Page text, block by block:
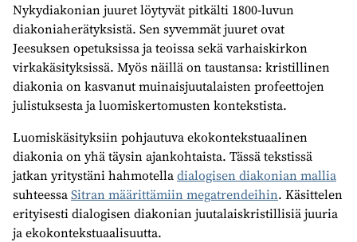
Nykydiakonian juuret löytyvät pitkälti 1800-luvun
diakoniaherätyksistä. Sen syvemmät juuret ovat
Jeesuksen opetuksissa ja teoissa sekä varhaiskirkon
virkakäsityksissä. Myös näillä on taustansa: kristillinen
diakonia on kasvanut muinaisjuutalaisten profeettojen
julistuksesta ja luomiskertomusten kontekstista.
Luomiskäsityksiin pohjautuva ekokontekstuaalinen
diakonia on yhä täysin ajankohtaista. Tässä tekstissä
jatkan yritystäni hahmotelladialogisen diakonian mallia
suhteessaSitran määrittämiin megatrendeihin. Käsittelen
erityisesti dialogisen diakonian juutalaiskristillisiä juuria
ja ekokontekstuaalisuutta.